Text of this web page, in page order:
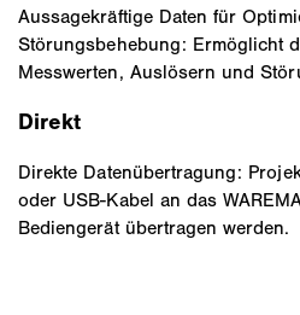
Aussagekräftige Daten für
Störungsbehebung: Ermöglicht
Messwerten, Auslösern und
Direkt
Direkte Datenübertragung:
oder USB-Kabel an das
Bediengerät übertragen werden.